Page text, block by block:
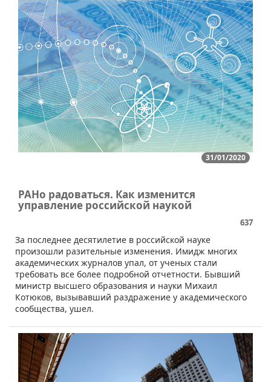
31/01/2020
РАНо радоваться. Как изменится
управление российской наукой
637
За последнее десятилетие в российской науке
произошли разительные изменения. Имидж многих
академических журналов упал, от ученых стали
требовать все более подробной отчетности. Бывший
министр высшего образования и науки Михаил
Котюков, вызывавший раздражение у академического
сообщества, ушел.